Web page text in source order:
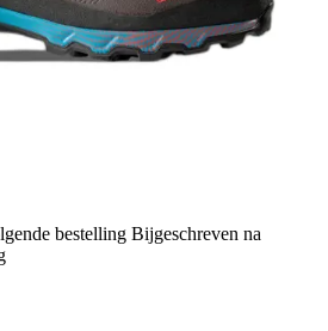
bestelling Bijgeschreven na